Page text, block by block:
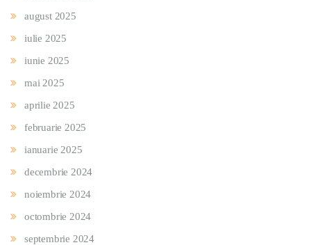
august 2025
iulie 2025
iunie 2025
mai 2025
aprilie 2025
februarie 2025
ianuarie 2025
decembrie 2024
noiembrie 2024
octombrie 2024
septembrie 2024